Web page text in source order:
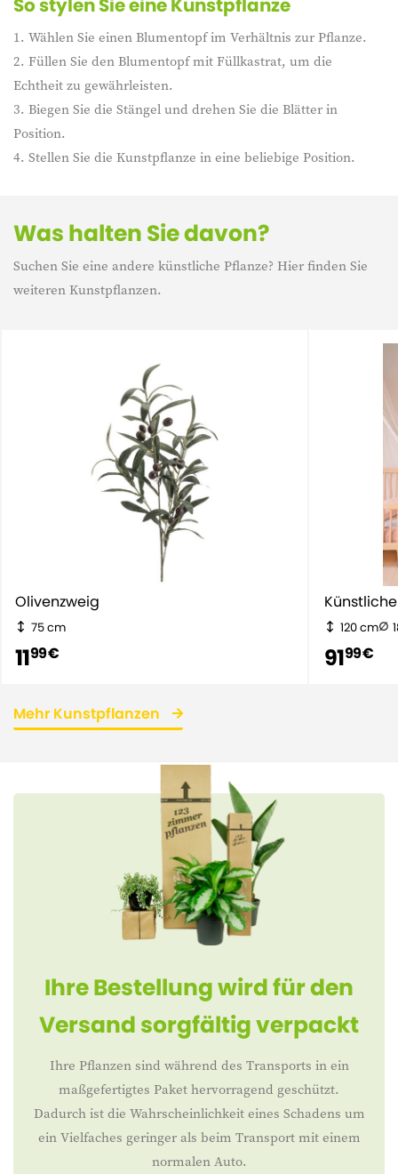
Was halten Sie davon?
Suchen Sie eine andere künstliche Pflanze? Hier finden Sie
weiteren Kunstpflanzen.
Olivenzweig
75 cm
1199 €
120 cm
9199 €
Mehr Kunstpflanzen
So stylen Sie eine Kunstpflanze
1. Wählen Sie einen Blumentopf im Verhältnis zur Pflanze.
2. Füllen Sie den Blumentopf mit Füllkastrat, um die
Echtheit zu gewährleisten.
3. Biegen Sie die Stängel und drehen Sie die Blätter in
Position.
4. Stellen Sie die Kunstpflanze in eine beliebige Position.
Ihre Bestellung wird für den
Versand sorgfältig verpackt
Ihre Pflanzen sind während des Transports in ein
maßgefertigtes Paket hervorragend geschützt.
Dadurch ist die Wahrscheinlichkeit eines Schadens um
ein Vielfaches geringer als beim Transport mit einem
normalen Auto.